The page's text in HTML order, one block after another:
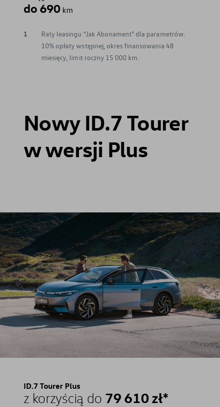
do 690 km
1
Raty leasingu "Jak Abonament" dla parametrów:
10% opłaty wstępnej, okres finansowania 48
miesięcy, limit roczny 15 000 km.
Nowy ID.7 Tourer
w wersji Plus
ID.7 Tourer Plus
z korzyścią do 79 610 zł*